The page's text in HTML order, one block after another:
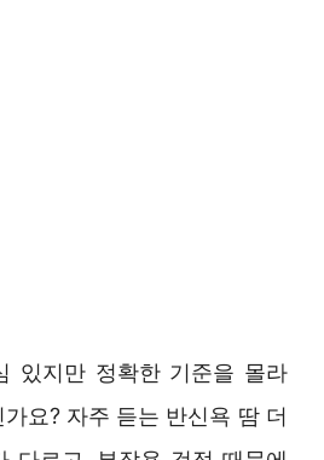
있지만 정확한 기준을 몰라
요? 자주 듣는 반신욕 땀 더